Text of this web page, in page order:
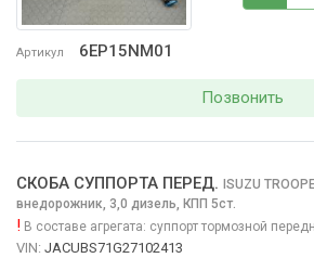
Артикул 6EP15NM01
Позвонить
СКОБА СУППОРТА ПЕРЕД. ISUZU
внедорожник, 3,0 дизель, КПП 5ст.
! В составе агрегата: суппорт тормозной
VIN: JACUBS71G27102413